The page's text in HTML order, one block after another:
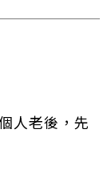
人老後，先